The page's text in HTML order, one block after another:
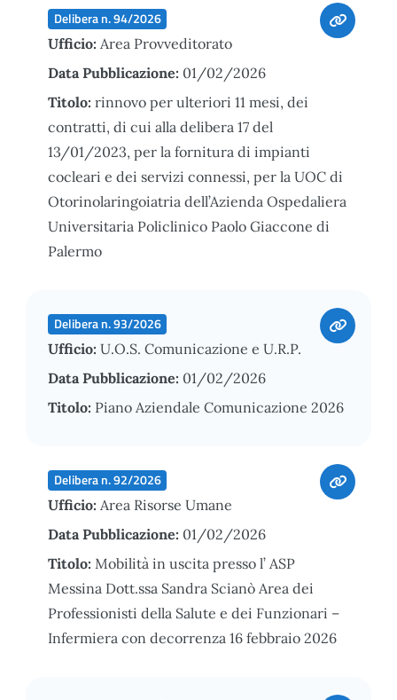
Delibera n. 94/2026
Ufficio: Area Provveditorato
Data Pubblicazione: 01/02/2026
Titolo: rinnovo per ulteriori 11 mesi, dei
contratti, di cui alla delibera 17 del
13/01/2023, per la fornitura di impianti
cocleari e dei servizi connessi, per la UOC di
Otorinolaringoiatria dell’Azienda Ospedaliera
Universitaria Policlinico Paolo Giaccone di
Palermo
Delibera n. 93/2026
Ufficio: U.O.S. Comunicazione e U.R.P.
Data Pubblicazione: 01/02/2026
Titolo: Piano Aziendale Comunicazione 2026
Delibera n. 92/2026
Ufficio: Area Risorse Umane
Data Pubblicazione: 01/02/2026
Titolo: Mobilità in uscita presso l’ ASP
Messina Dott.ssa Sandra Scianò Area dei
Professionisti della Salute e dei Funzionari –
Infermiera con decorrenza 16 febbraio 2026